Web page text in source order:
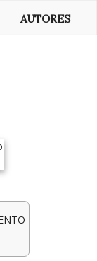
AUTORES